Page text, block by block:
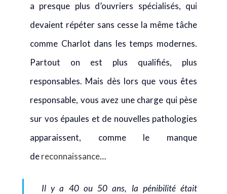
a presque plus d’ouvriers spécialisés, qui
devaient répéter sans cesse la même tâche
comme Charlot dans les temps modernes.
Partout on est plus qualifiés, plus
responsables. Mais dès lors que vous êtes
responsable, vous avez une charge qui pèse
sur vos épaules et de nouvelles pathologies
apparaissent, comme le manque
dereconnaissance…
Il y a 40 ou 50 ans, la pénibilité était